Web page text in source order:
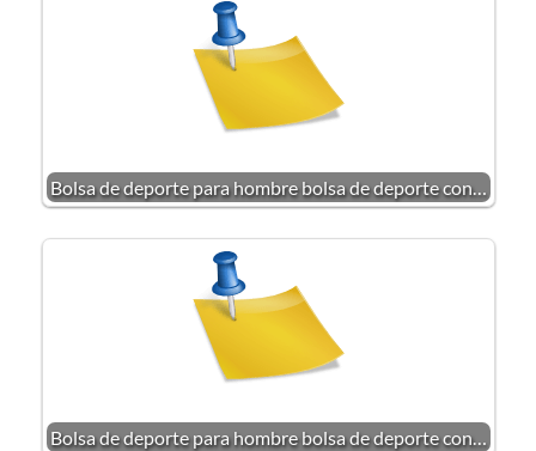
Bolsa de deporte para hombre bolsa de deporte con…
Bolsa de deporte para hombre bolsa de deporte con…